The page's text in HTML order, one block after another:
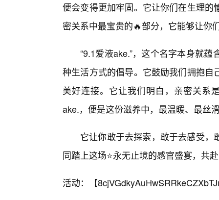
便会变得更加牢固。它让你们在生理
密关系中最宝贵的🔥部分，它能够让你
“9.1爱液ake.”，这个名字本身就
种生活方式的倡导。它鼓励我们拥抱
美好连接。它让我们明白，亲密关
ake.，便是这份滋养中，最温暖、最丝
它让你敢于去探索，敢于去感受
同踏上这场⭐永无止境的感官盛宴，共
活动：【